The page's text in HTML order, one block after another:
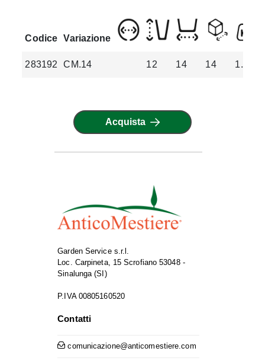
Codice Variazione
283192 CM.14 12 14 14 1.05
Acquista
Garden Service s.r.l.
Loc. Carpineta, 15 Scrofiano 53048 -
Sinalunga (SI)
P.IVA 00805160520
Contatti
comunicazione@anticomestiere.com